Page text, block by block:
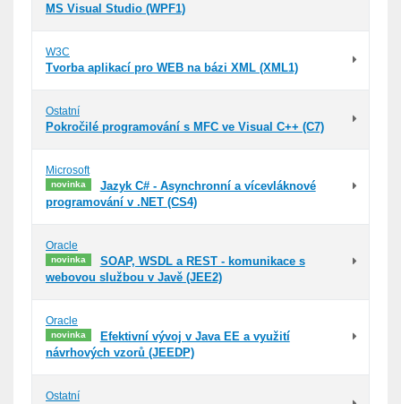
MS Visual Studio (WPF1)
W3C
Tvorba aplikací pro WEB na bázi XML (XML1)
Ostatní
Pokročilé programování s MFC ve Visual C++ (C7)
Microsoft
novinka
Jazyk C# - Asynchronní a vícevláknové
programování v .NET (CS4)
Oracle
novinka
SOAP, WSDL a REST - komunikace s
webovou službou v Javě (JEE2)
Oracle
novinka
Efektivní vývoj v Java EE a využití
návrhových vzorů (JEEDP)
Ostatní